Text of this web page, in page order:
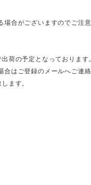
合がございますのでご注意
荷の予定となっておりま
はご登録のメールへご連
ます。